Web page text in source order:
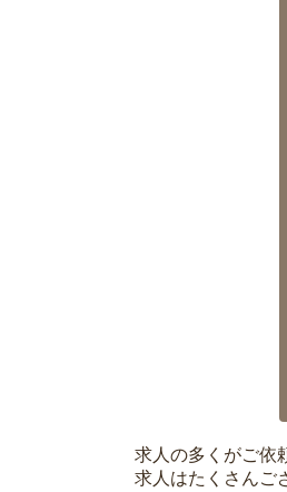
求人の多くがご依
求人はたくさんご